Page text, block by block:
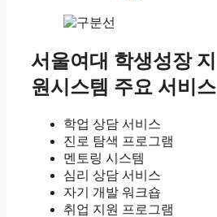
서울여대 학생성장 지
원시스템 주요 서비스
학업 상담 서비스
진로 탐색 프로그램
멘토링 시스템
심리 상담 서비스
자기 개발 워크숍
취업 지원 프로그램